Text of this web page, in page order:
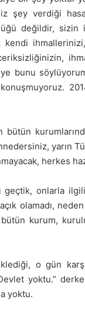
şey verdiği
sizin
yarın
herkes
geçtik, onlarla
olamadı,
kurum,
o gün
yoktu.”
yoktu.